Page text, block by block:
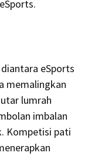
eSports
memalingkan
lumrah
imbalan
Kompetisi pati